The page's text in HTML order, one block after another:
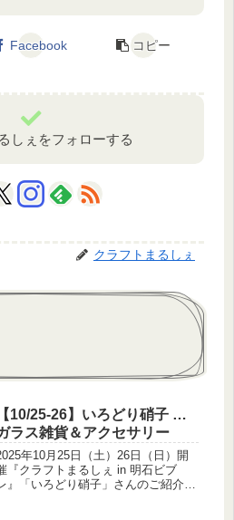
Facebook コピー
しぇをフォローする
クラフトまるしぇ
【10/25-26】いろどり硝子 …
ラス雑貨＆アクセサリー
年10月25日（土）26日（日）開
『クラフトまるしぇ in 明石ビブ
』「いろどり硝子」さんのご紹介で